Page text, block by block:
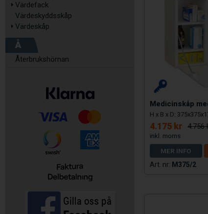
Värdefack
Värdeskyddsskåp
Värdeskåp
Å
Återbrukshörnan
Medicinskåp
H x B x D:
4.175 kr 4.756
MER INFO
M375/2